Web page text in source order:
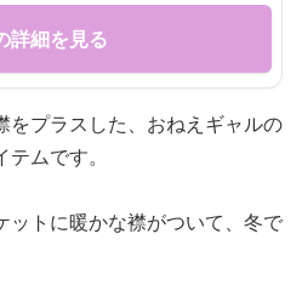
詳細を見る
をプラスした、おねえギャルの
ムです。
ットに暖かな襟がついて、冬で